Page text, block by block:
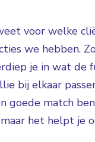
voor welke
we hebben.
je in wat de
bij elkaar
goede match
het helpt je